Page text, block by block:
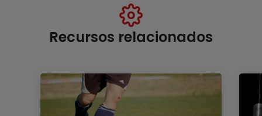
Recursos relacionados